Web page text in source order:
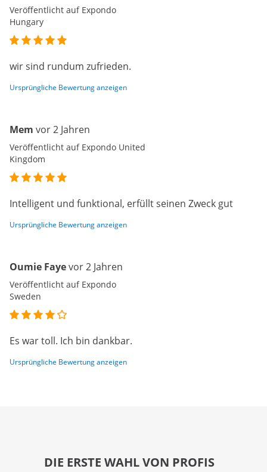
Veröffentlicht auf Expondo
Hungary
wir sind rundum zufrieden.
Ursprüngliche Bewertung anzeigen
Mem vor 2 Jahren
Veröffentlicht auf Expondo United
Kingdom
Intelligent und funktional, erfüllt seinen Zweck gut
Ursprüngliche Bewertung anzeigen
Oumie Fayevor 2 Jahren
Veröffentlicht auf Expondo
Sweden
Es war toll. Ich bin dankbar.
Ursprüngliche Bewertung anzeigen
DIE ERSTE WAHL VON PROFIS